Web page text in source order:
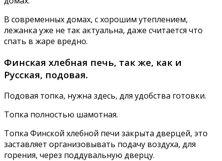
В современных домах, с хорошим утеплением,
лежанка уже не так актуальна, даже считается что
спать в жаре вредно.
Финская хлебная печь, так же, как и
Русская, подовая.
Подовая топка, нужна здесь, для удобства готовки.
Топка полностью шамотная.
Топка Финской хлебной печи закрыта дверцей, это
заставляет организовывать подачу воздуха, для
горения, через поддувальную дверцу.